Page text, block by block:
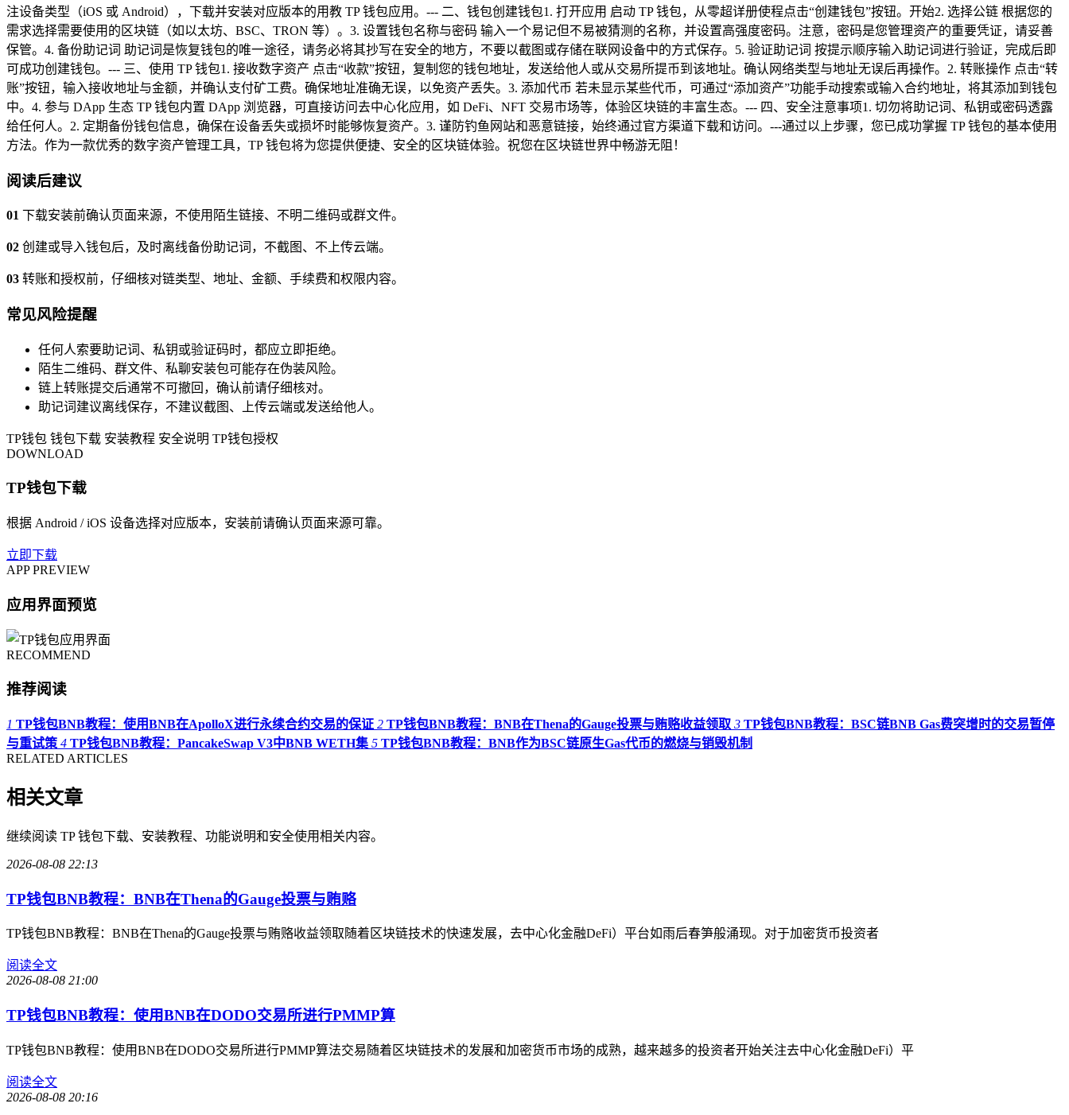
注设备类型（iOS 或 Android），下载并安装对应版本的用教 TP 钱包应用。--- 二、钱包创建钱包1. 打开应用 启动 TP 钱包，从零超详册使程点击“创建钱包”按钮。开始2. 选择公链 根据您的
需求选择需要使用的区块链（如以太坊、BSC、TRON 等）。3. 设置钱包名称与密码 输入一个易记但不易被猜测的名称，并设置高强度密码。注意，密码是您管理资产的重要凭证，请妥善
保管。4. 备份助记词 助记词是恢复钱包的唯一途径，请务必将其抄写在安全的地方，不要以截图或存储在联网设备中的方式保存。5. 验证助记词 按提示顺序输入助记词进行验证，完成后即
可成功创建钱包。--- 三、使用 TP 钱包1. 接收数字资产 点击“收款”按钮，复制您的钱包地址，发送给他人或从交易所提币到该地址。确认网络类型与地址无误后再操作。2. 转账操作 点击“转
账”按钮，输入接收地址与金额，并确认支付矿工费。确保地址准确无误，以免资产丢失。3. 添加代币 若未显示某些代币，可通过“添加资产”功能手动搜索或输入合约地址，将其添加到钱包
中。4. 参与 DApp 生态 TP 钱包内置 DApp 浏览器，可直接访问去中心化应用，如 DeFi、NFT 交易市场等，体验区块链的丰富生态。--- 四、安全注意事项1. 切勿将助记词、私钥或密码透露
给任何人。2. 定期备份钱包信息，确保在设备丢失或损坏时能够恢复资产。3. 谨防钓鱼网站和恶意链接，始终通过官方渠道下载和访问。---通过以上步骤，您已成功掌握 TP 钱包的基本使用
方法。作为一款优秀的数字资产管理工具，TP 钱包将为您提供便捷、安全的区块链体验。祝您在区块链世界中畅游无阻！
阅读后建议
01 下载安装前确认页面来源，不使用陌生链接、不明二维码或群文件。
02 创建或导入钱包后，及时离线备份助记词，不截图、不上传云端。
03 转账和授权前，仔细核对链类型、地址、金额、手续费和权限内容。
常见风险提醒
任何人索要助记词、私钥或验证码时，都应立即拒绝。
陌生二维码、群文件、私聊安装包可能存在伪装风险。
链上转账提交后通常不可撤回，确认前请仔细核对。
助记词建议离线保存，不建议截图、上传云端或发送给他人。
TP钱包 钱包下载 安装教程 安全说明 TP钱包授权
DOWNLOAD
TP钱包下载
根据 Android / iOS 设备选择对应版本，安装前请确认页面来源可靠。
立即下载
APP PREVIEW
应用界面预览
RECOMMEND
推荐阅读
1 TP钱包BNB教程：使用BNB在ApolloX进行永续合约交易的保证 2 TP钱包BNB教程：BNB在Thena的Gauge投票与贿赂收益领取 3 TP钱包BNB教程：BSC链BNB Gas费突增时的交易暂停
与重试策 4 TP钱包BNB教程：PancakeSwap V3中BNB WETH集 5 TP钱包BNB教程：BNB作为BSC链原生Gas代币的燃烧与销毁机制
RELATED ARTICLES
相关文章
继续阅读 TP 钱包下载、安装教程、功能说明和安全使用相关内容。
2026-08-08 22:13
TP钱包BNB教程：BNB在Thena的Gauge投票与贿赂
TP钱包BNB教程：BNB在Thena的Gauge投票与贿赂收益领取随着区块链技术的快速发展，去中心化金融DeFi）平台如雨后春笋般涌现。对于加密货币投资者
阅读全文
2026-08-08 21:00
TP钱包BNB教程：使用BNB在DODO交易所进行PMMP算
TP钱包BNB教程：使用BNB在DODO交易所进行PMMP算法交易随着区块链技术的发展和加密货币市场的成熟，越来越多的投资者开始关注去中心化金融DeFi）平
阅读全文
2026-08-08 20:16